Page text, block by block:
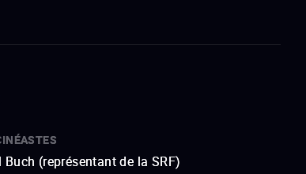
(représentant de la SRF)